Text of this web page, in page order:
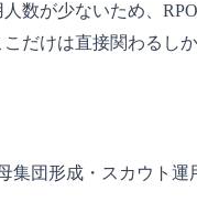
数が少ないため、
だけは直接関わるしか
集団形成・スカウト